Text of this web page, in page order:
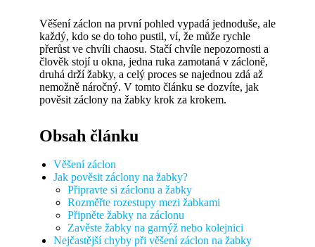
Věšení záclon na první pohled vypadá jednoduše, ale
každý, kdo se do toho pustil, ví, že může rychle
přerůst ve chvíli chaosu. Stačí chvíle nepozornosti a
člověk stojí u okna, jedna ruka zamotaná v zácloně,
druhá drží žabky, a celý proces se najednou zdá až
nemožně náročný. V tomto článku se dozvíte, jak
pověsit záclony na žabky krok za krokem.
Obsah článku
Věšení záclon
Jak pověsit záclony na žabky?
Připravte si záclonu a žabky
Rozměřte rozestupy mezi žabkami
Připněte žabky na záclonu
Zavěste žabky na garnýž nebo kolejnici
Nejčastější chyby při věšení záclon na žabky